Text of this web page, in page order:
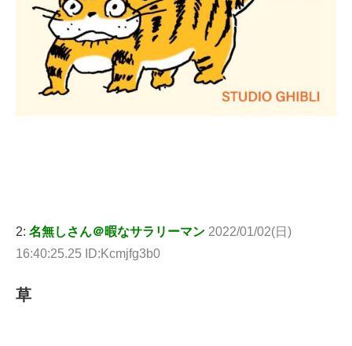
2: 名無しさん＠暇なサラリーマン 2022/01/02(日)
16:40:25.25 ID:Kcmjfg3b0
草